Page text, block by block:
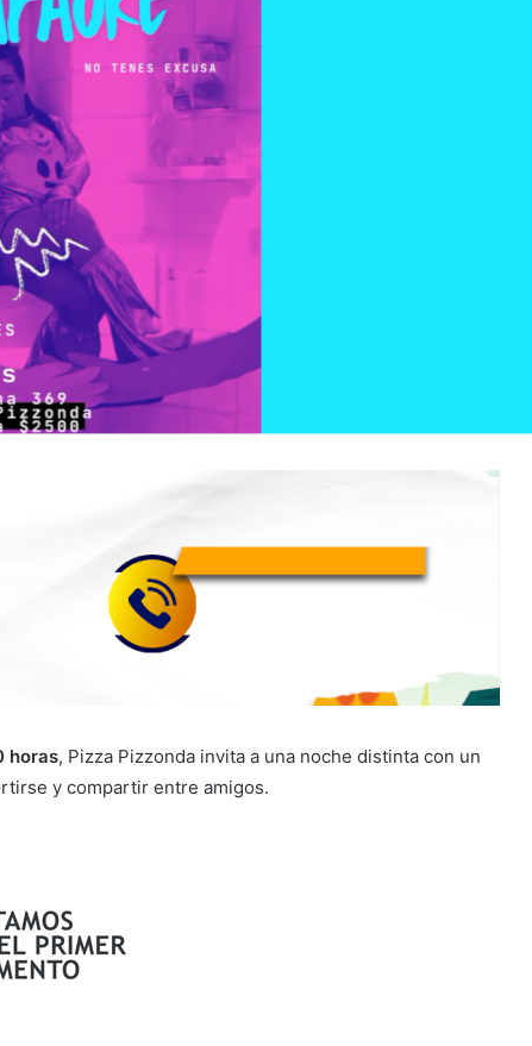
horas, Pizza Pizzonda invita a una noche distinta con un
y compartir entre amigos.